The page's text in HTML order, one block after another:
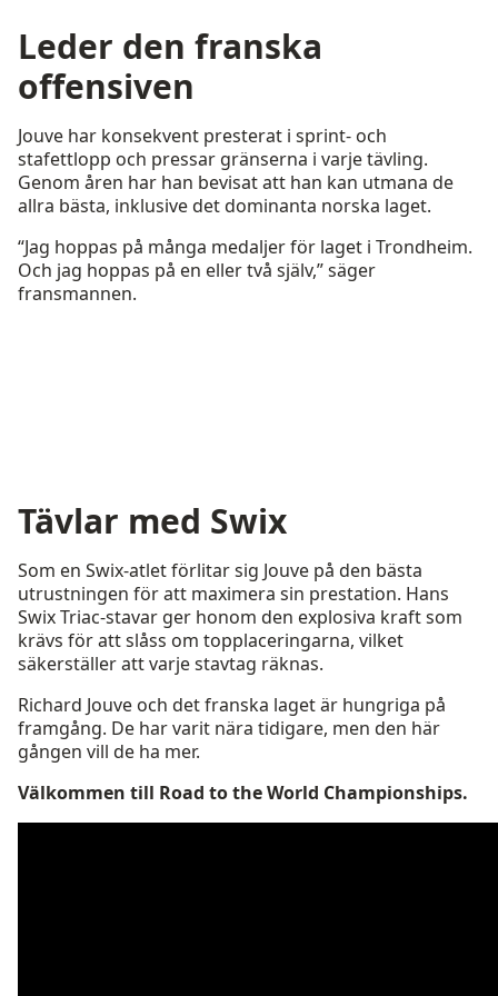
Leder den franska
offensiven
Jouve har konsekvent presterat i sprint- och
stafettlopp och pressar gränserna i varje tävling.
Genom åren har han bevisat att han kan utmana de
allra bästa, inklusive det dominanta norska laget.
“Jag hoppas på många medaljer för laget i Trondheim.
Och jag hoppas på en eller två själv,” säger
fransmannen.
Tävlar med Swix
Som en Swix-atlet förlitar sig Jouve på den bästa
utrustningen för att maximera sin prestation. Hans
Swix Triac-stavar ger honom den explosiva kraft som
krävs för att slåss om topplaceringarna, vilket
säkerställer att varje stavtag räknas.
Richard Jouve och det franska laget är hungriga på
framgång. De har varit nära tidigare, men den här
gången vill de ha mer.
Välkommen till Road to the World Championships.